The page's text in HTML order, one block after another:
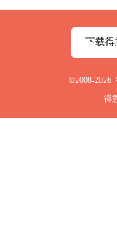
下载得
©2008-2026
得